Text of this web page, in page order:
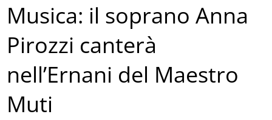
Musica: il soprano Anna
Pirozzi canterà
nell’Ernani del Maestro
Muti